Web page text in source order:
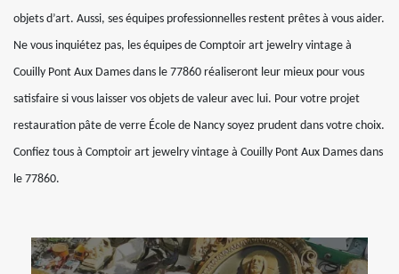
objets d’art. Aussi, ses équipes professionnelles restent prêtes à vous aider.
Ne vous inquiétez pas, les équipes de Comptoir art jewelry vintage à
Couilly Pont Aux Dames dans le 77860 réaliseront leur mieux pour vous
satisfaire si vous laisser vos objets de valeur avec lui. Pour votre projet
restauration pâte de verre École de Nancy soyez prudent dans votre choix.
Confiez tous à Comptoir art jewelry vintage à Couilly Pont Aux Dames dans
le 77860.